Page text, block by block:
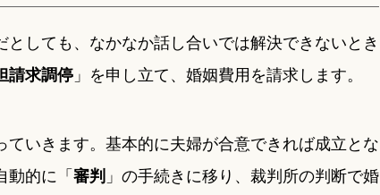
しても、なかなか話し合いでは解決できないとき
請求調停 」を申し立て、婚姻費用を請求します。
いきます。基本的に夫婦が合意できれば成立とな
動的に「審判 」の手続きに移り、裁判所の判断で婚